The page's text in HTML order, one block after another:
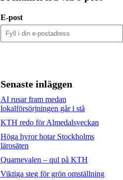
E-post
Senaste inläggen
AI rusar fram medan
lokalförsörjningen går i stå
KTH redo för Almedalsveckan
Höga hyror hotar Stockholms
lärosäten
Quarnevalen – qul på KTH
Viktiga steg för grön omställning